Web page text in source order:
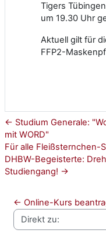
Tigers
um 19.30 Uhr
Aktuell gilt für
FFP2-
← Studium Generale:
mit WORD"
Für alle Fleißsternchen-
DHBW-Begeisterte:
Studiengang! →
← Online-Kurs
Direkt zu: